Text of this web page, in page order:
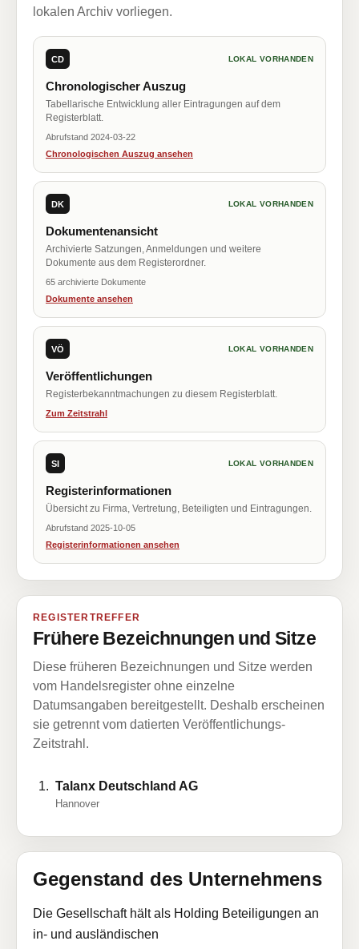
lokalen Archiv vorliegen.
CD LOKAL VORHANDEN
Chronologischer Auszug
Tabellarische Entwicklung aller Eintragungen auf dem
Registerblatt.
Abrufstand 2024-03-22
Chronologischen Auszug ansehen
DK LOKAL VORHANDEN
Dokumentenansicht
Archivierte Satzungen, Anmeldungen und weitere
Dokumente aus dem Registerordner.
65 archivierte Dokumente
Dokumente ansehen
VÖ LOKAL VORHANDEN
Veröffentlichungen
Registerbekanntmachungen zu diesem Registerblatt.
Zum Zeitstrahl
SI LOKAL VORHANDEN
Registerinformationen
Übersicht zu Firma, Vertretung, Beteiligten und Eintragungen.
Abrufstand 2025-10-05
Registerinformationen ansehen
REGISTERTREFFER
Frühere Bezeichnungen und Sitze
Diese früheren Bezeichnungen und Sitze werden
vom Handelsregister ohne einzelne
Datumsangaben bereitgestellt. Deshalb erscheinen
sie getrennt vom datierten Veröffentlichungs-
Zeitstrahl.
Talanx Deutschland AG
Hannover
Gegenstand des Unternehmens
Die Gesellschaft hält als Holding Beteiligungen an
in- und ausländischen